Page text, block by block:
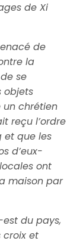
de Xi
de
la
se
objets
un chrétien
reçu l’ordre
et que les
d’eux-
ont
maison par
du pays,
croix et